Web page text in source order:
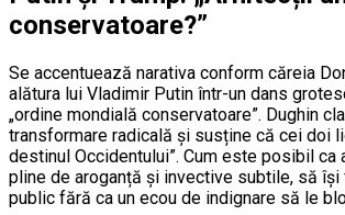
conservatoare?”
Se accentuează narativa conform căreia
alătura lui Vladimir Putin într-un dans
„ordine mondială conservatoare”. Dughin
transformare radicală și susține că cei doi
destinul Occidentului”. Cum este posibil
pline de aroganță și invective subtile, să
public fără ca un ecou de indignare să le